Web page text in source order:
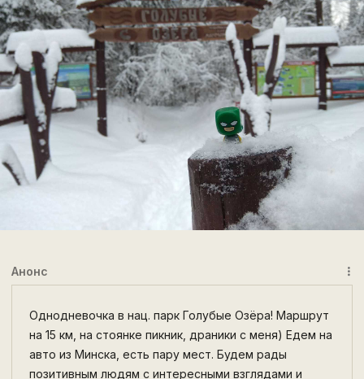
Анонс more_vert
Однодневочка в нац. парк Голубые Озёра! Маршрут
на 15 км, на стоянке пикник, драники с меня) Едем на
авто из Минска, есть пару мест. Будем рады
позитивным людям с интересными взглядами и